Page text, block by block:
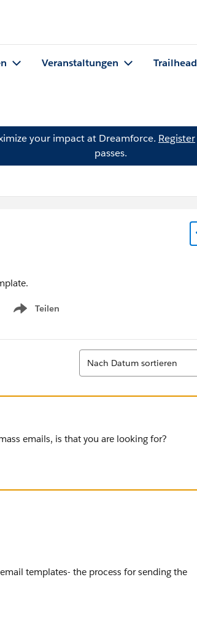
Veranstaltungen Trailhead
your impact at Dreamforce. Register
passes.
Teilen
Show menu
Sortieren
Nach Datum sortieren
emails, is that you are looking for?
templates- the process for sending the